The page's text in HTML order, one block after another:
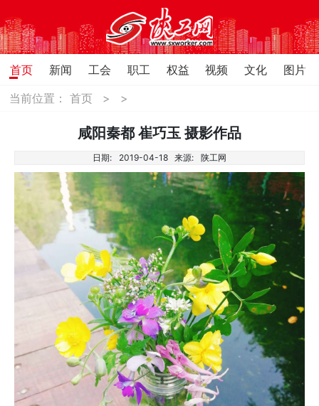
首页 新闻 工会 职工 权益 视频 文化
图片
当前位置：首页 > >
咸阳秦都 崔巧玉 摄影作品
日期: 2019-04-18 来源: 陕工网